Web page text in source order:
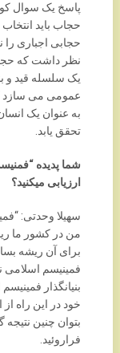
پاسخ یک سوال
حجاب باید
حجابی اجباری را
نظر داشت که
یک سلسله قید و
عمومی می سازد
به عنوان یک
تحقق یابد.
شما پدیده
ارزیابی میکنید؟
سهیلا وحدتی:
من در کشور ما
برای آن ریشه
فمینیسم اسلامی
بنیانگذار
خود در این راه
بتوان چنین
فراروئید.